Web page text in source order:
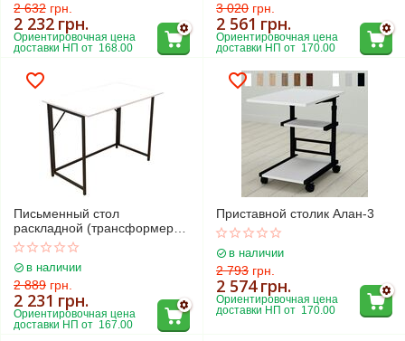
2 632 грн.
2 232 грн.
Ориентировочная цена
доставки НП от  168.00
3 020 грн.
2 561 грн.
Ориентировочная цена
доставки НП от  170.00
Письменный стол
раскладной (трансформер)
Морис-1
в наличии
2 889 грн.
2 231 грн.
Ориентировочная цена
доставки НП от  167.00
Приставной столик Алан-3
в наличии
2 793 грн.
2 574 грн.
Ориентировочная цена
доставки НП от  170.00